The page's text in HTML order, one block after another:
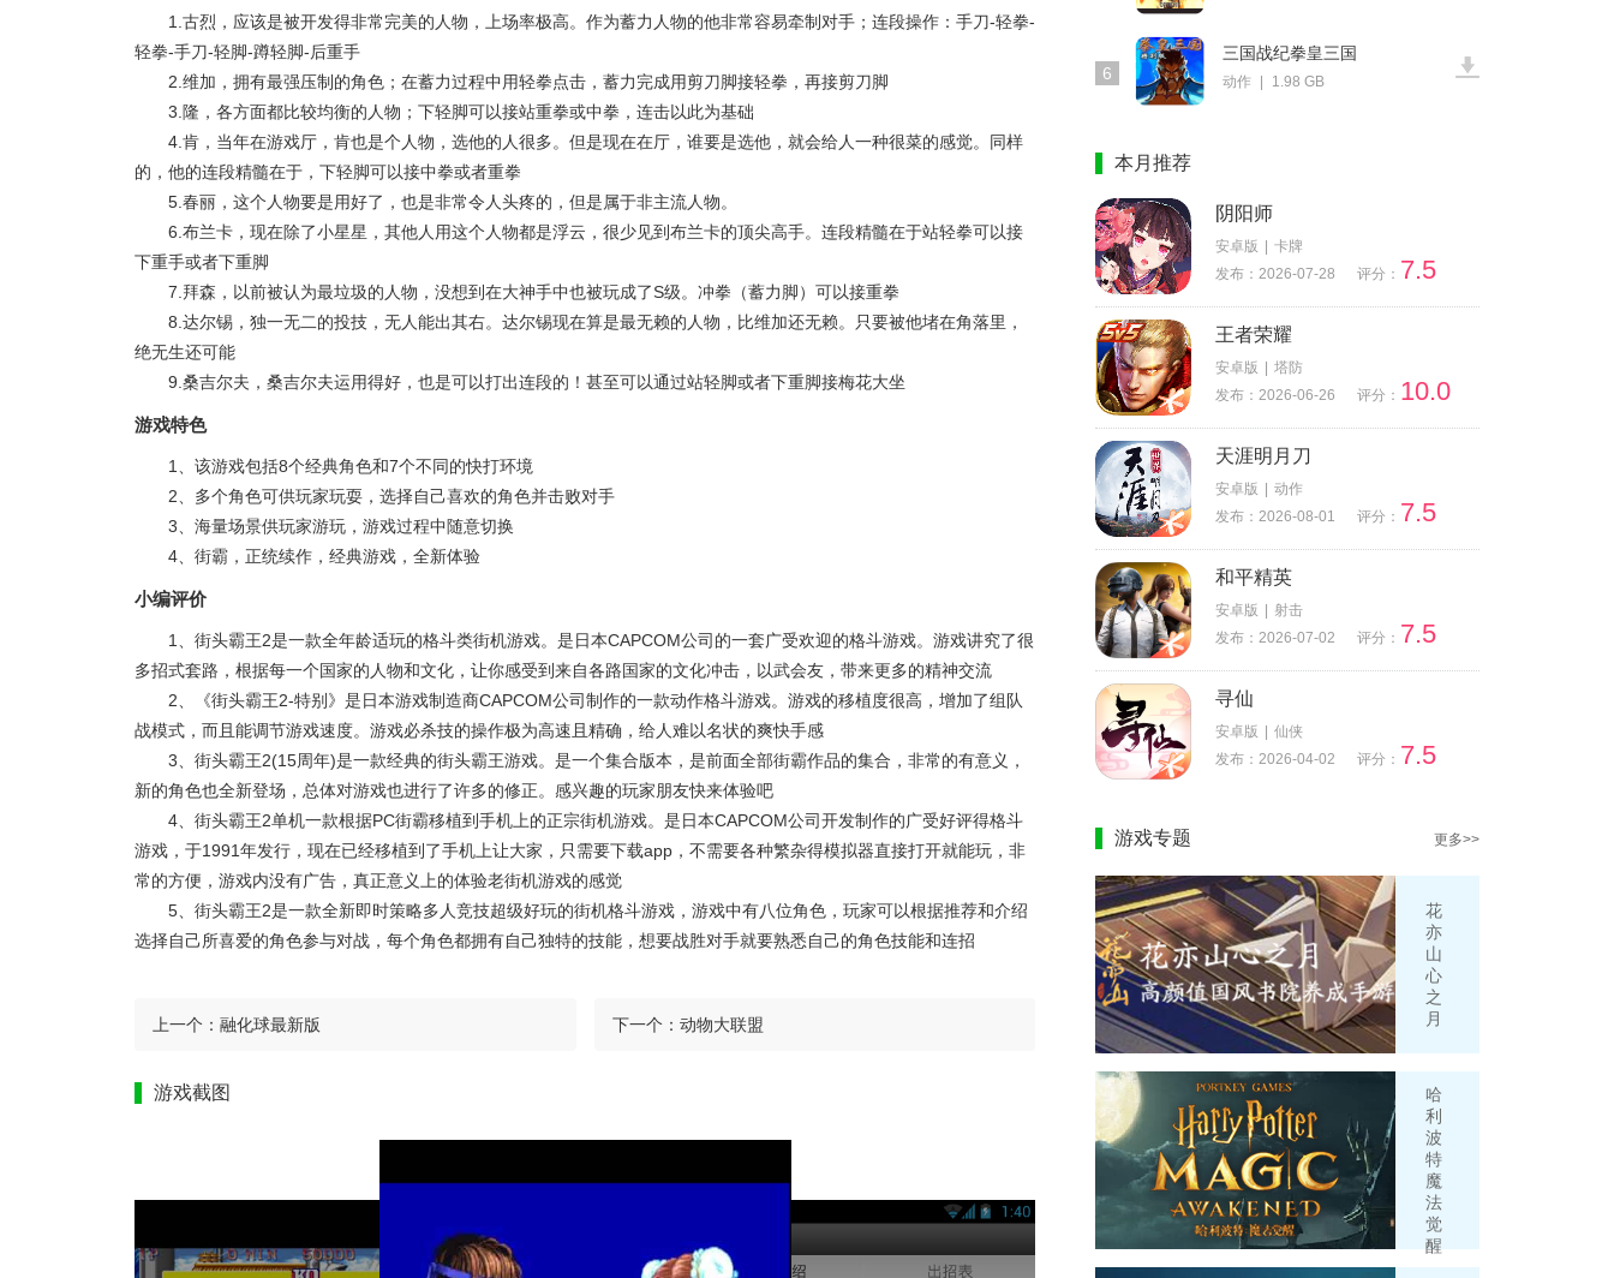
1.古烈，应该是被开发得非常完美的人物，上场率极高。作为蓄力人物的他非常容易牵制对手；连段操作：手刀-轻拳-
轻拳-手刀-轻脚-蹲轻脚-后重手
2.维加，拥有最强压制的角色；在蓄力过程中用轻拳点击，蓄力完成用剪刀脚接轻拳，再接剪刀脚
3.隆，各方面都比较均衡的人物；下轻脚可以接站重拳或中拳，连击以此为基础
4.肯，当年在游戏厅，肯也是个人物，选他的人很多。但是现在在厅，谁要是选他，就会给人一种很菜的感觉。同样
的，他的连段精髓在于，下轻脚可以接中拳或者重拳
5.春丽，这个人物要是用好了，也是非常令人头疼的，但是属于非主流人物。
6.布兰卡，现在除了小星星，其他人用这个人物都是浮云，很少见到布兰卡的顶尖高手。连段精髓在于站轻拳可以接
下重手或者下重脚
7.拜森，以前被认为最垃圾的人物，没想到在大神手中也被玩成了S级。冲拳（蓄力脚）可以接重拳
8.达尔锡，独一无二的投技，无人能出其右。达尔锡现在算是最无赖的人物，比维加还无赖。只要被他堵在角落里，
绝无生还可能
9.桑吉尔夫，桑吉尔夫运用得好，也是可以打出连段的！甚至可以通过站轻脚或者下重脚接梅花大坐
游戏特色
1、该游戏包括8个经典角色和7个不同的快打环境
2、多个角色可供玩家玩耍，选择自己喜欢的角色并击败对手
3、海量场景供玩家游玩，游戏过程中随意切换
4、街霸，正统续作，经典游戏，全新体验
小编评价
1、街头霸王2是一款全年龄适玩的格斗类街机游戏。是日本CAPCOM公司的一套广受欢迎的格斗游戏。游戏讲究了很
多招式套路，根据每一个国家的人物和文化，让你感受到来自各路国家的文化冲击，以武会友，带来更多的精神交流
2、《街头霸王2-特别》是日本游戏制造商CAPCOM公司制作的一款动作格斗游戏。游戏的移植度很高，增加了组队
战模式，而且能调节游戏速度。游戏必杀技的操作极为高速且精确，给人难以名状的爽快手感
3、街头霸王2(15周年)是一款经典的街头霸王游戏。是一个集合版本，是前面全部街霸作品的集合，非常的有意义，
新的角色也全新登场，总体对游戏也进行了许多的修正。感兴趣的玩家朋友快来体验吧
4、街头霸王2单机一款根据PC街霸移植到手机上的正宗街机游戏。是日本CAPCOM公司开发制作的广受好评得格斗
游戏，于1991年发行，现在已经移植到了手机上让大家，只需要下载app，不需要各种繁杂得模拟器直接打开就能玩，非
常的方便，游戏内没有广告，真正意义上的体验老街机游戏的感觉
5、街头霸王2是一款全新即时策略多人竞技超级好玩的街机格斗游戏，游戏中有八位角色，玩家可以根据推荐和介绍
选择自己所喜爱的角色参与对战，每个角色都拥有自己独特的技能，想要战胜对手就要熟悉自己的角色技能和连招
上一个： 融化球最新版 下一个： 动物大联盟
游戏截图
6
三国战纪拳皇三国
动作 1.98 GB
本月推荐
阴阳师
安卓版
卡牌
发布：2026-07-28
评分： 7.5
王者荣耀
安卓版
塔防
发布：2026-06-26
评分： 10.0
天涯明月刀
安卓版
动作
发布：2026-08-01
评分： 7.5
和平精英
安卓版
射击
发布：2026-07-02
评分： 7.5
寻仙
安卓版
仙侠
发布：2026-04-02
评分： 7.5
游戏专题 更多>>
花
亦
山
心
之
月
哈
利
波
特
魔
法
觉
醒